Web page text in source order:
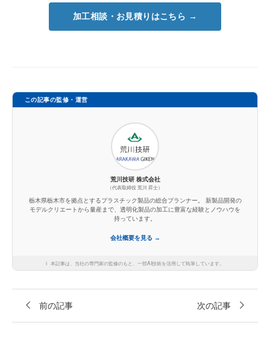
加工相談・お見積りはこちら →
この記事の監修・運営
荒川技研 株式会社
（代表取締役 荒川 昇士）
栃木県栃木市を拠点とするプラスチック製品の総合プランナー。 新製品開発の
モデルクリエートから量産まで、透明化製品の加工に豊富な経験とノウハウを
持っています。
会社概要を見る →
ℹ️ 本記事は、当社の専門家の監修のもと、一部AI技術を活用して執筆しています。
前の記事 次の記事